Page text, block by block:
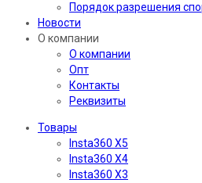
Порядок разрешения
Новости
О компании
О компании
Опт
Контакты
Реквизиты
Товары
Insta360 X5
Insta360 X4
Insta360 X3